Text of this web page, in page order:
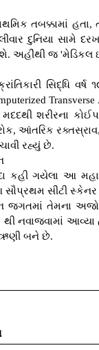
તબક્કામાં
દુનિયા સામે
અહીંથી જ 'મેડિકલ
સિદ્ધિ
શરીરના
આંતરિક
રહ્યું છે.
કહી ગયેલા આ
આ સૌપ્રથમ સીટી
જગતમાં તેમના
નવાજવામાં આવ્યા
ઋણી બને છે.